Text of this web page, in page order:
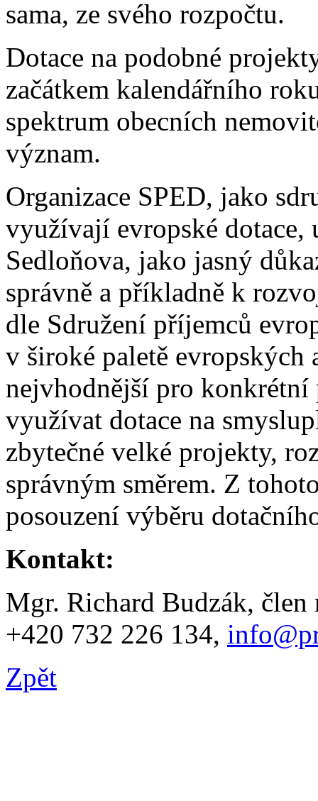
sama, ze svého rozpočtu.
Dotace na podobné
začátkem kalendářního
spektrum obecních
význam.
Organizace SPED, jako
využívají evropské dotace,
Sedloňova, jako jasný
správně a příkladně k
dle Sdružení příjemců
v široké paletě
nejvhodnější pro konkrétní
využívat dotace na
zbytečné velké projekty,
správným směrem. Z
posouzení výběru
Kontakt:
Mgr. Richard Budzák, člen
+420 732 226 134,
Zpět